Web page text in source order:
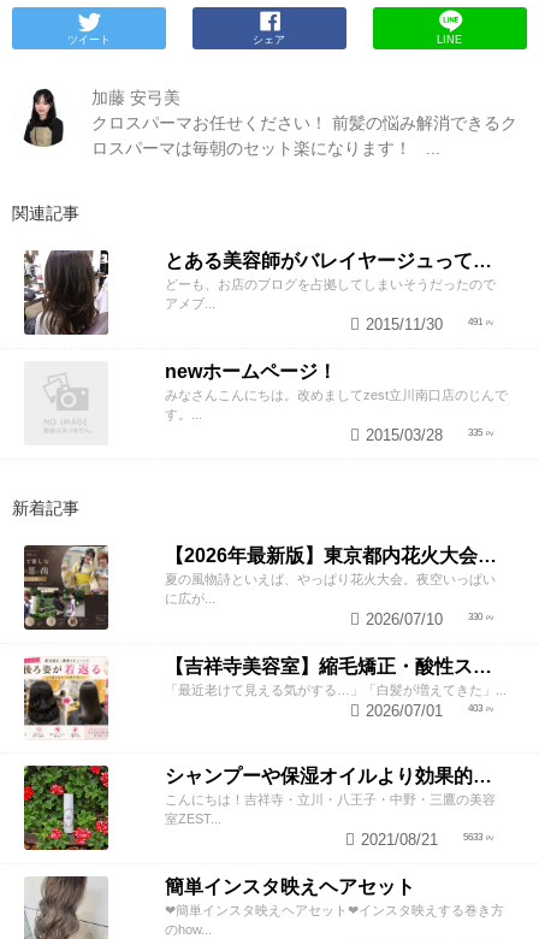
ツイート シェア LINE
加藤 安弓美
クロスパーマお任せください！ 前髪の悩み解消できるク
ロスパーマは毎朝のセット楽になります！ ...
関連記事
とある美容師がバレイヤージュって技術をやってみた♪♪
どーも、お店のブログを占拠してしまいそうだったので
アメブ...
491
2015/11/30
newホームページ！
みなさんこんにちは。改めましてzest立川南口店のじんで
す。...
335
2015/03/28
新着記事
【2026年最新版】東京都内花火大会まとめ｜浴衣着付け・ヘアセットならZESTへ
夏の風物詩といえば、やっぱり花火大会。夜空いっぱい
に広が...
330
2026/07/10
【吉祥寺美容室】縮毛矯正・酸性ストレートで若返り！後ろ姿が変わると見た目年齢も変わる？
「最近老けて見える気がする…」「白髪が増えてきた」...
403
2026/07/01
シャンプーや保湿オイルより効果的！？美容師が教える頭皮の臭い＆乾燥ケアとは
こんにちは！吉祥寺・立川・八王子・中野・三鷹の美容
室ZEST...
5633
2021/08/21
簡単インスタ映えヘアセット
❤︎簡単インスタ映えヘアセット❤︎インスタ映えする巻き方
のhow...